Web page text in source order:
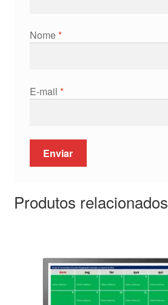
Nome*
E-mail *
Produtos relacionados